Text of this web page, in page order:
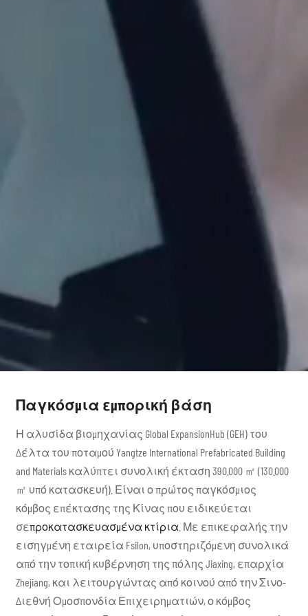
ΣΠΊΤΙ ADU
Παγκόσμια εμπορική βάση
Η αλυσίδα βιομηχανίας Global ExpansionHub (GEH) του
Δέλτα του ποταμού Yangtze International Prefabricated Building
and Materials καλύπτει συνολική έκταση 390.000 ㎡ (130.000
㎡ υπό κατασκευή). Είναι ο πρώτος παγκόσμιος
κόμβος επέκτασης της Κίνας που ειδικεύεται
σεπροκατασκευασμένα κτίρια . Με επικεφαλής την
εισηγμένη εταιρεία Fsilon, υποστηριζόμενη συνολικά
από την τοπική κυβέρνηση της πόλης Jiaxing, επαρχία
Zhejiang, και λειτουργώντας από κοινού από την Σινο-
Διεθνή Ομοσπονδία Επιχειρηματιών, ο κόμβος